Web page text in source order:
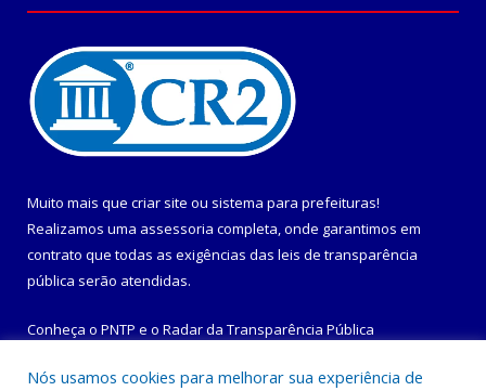
Muito mais que criar site ou sistema para prefeituras!
Realizamos uma assessoria completa, onde garantimos em
contrato que todas as exigências das leis de transparência
pública serão atendidas.
Conheça o PNTP e o Radar da Transparência Pública
Nós usamos cookies para melhorar sua experiência de